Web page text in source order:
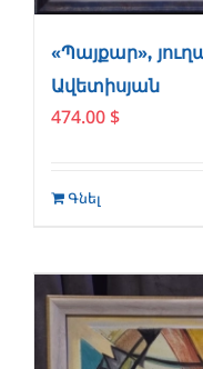
«Պայքար»,
Ավետիսյան
474.00 $
Գնել